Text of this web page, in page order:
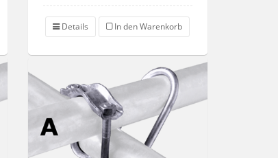
Details In den Warenkorb